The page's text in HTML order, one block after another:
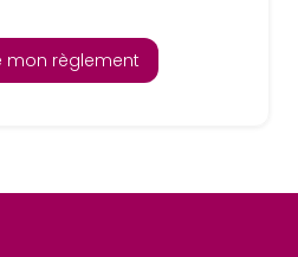
mon règlement